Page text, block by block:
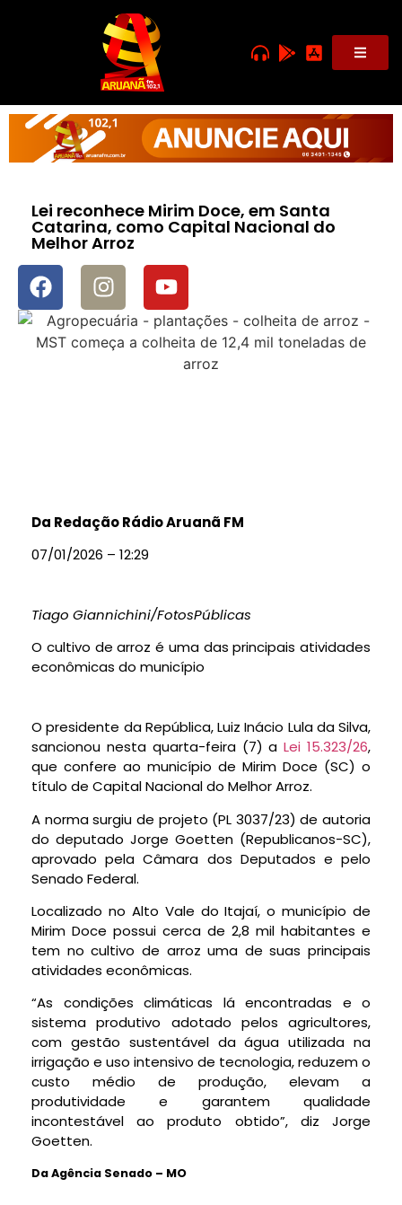
Lei reconhece Mirim Doce, em Santa
Catarina, como Capital Nacional do
Melhor Arroz
Da Redação Rádio Aruanã FM
07/01/2026 – 12:29
Tiago Giannichini/FotosPúblicas
O cultivo de arroz é uma das principais atividades
econômicas do município
O presidente da República, Luiz Inácio Lula da Silva,
sancionou nesta quarta-feira (7) aLei 15.323/26,
que confere ao município de Mirim Doce (SC) o
título de Capital Nacional do Melhor Arroz.
A norma surgiu de projeto (PL 3037/23) de autoria
do deputado Jorge Goetten (Republicanos-SC),
aprovado pela Câmara dos Deputados e pelo
Senado Federal.
Localizado no Alto Vale do Itajaí, o município de
Mirim Doce possui cerca de 2,8 mil habitantes e
tem no cultivo de arroz uma de suas principais
atividades econômicas.
“As condições climáticas lá encontradas e o
sistema produtivo adotado pelos agricultores,
com gestão sustentável da água utilizada na
irrigação e uso intensivo de tecnologia, reduzem o
custo médio de produção, elevam a
produtividade e garantem qualidade
incontestável ao produto obtido”, diz Jorge
Goetten.
Da Agência Senado – MO